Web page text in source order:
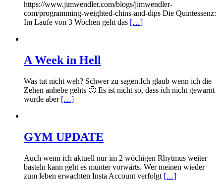
https://www.jimwendler.com/blogs/jimwendler-
com/programming-weighted-chins-and-dips Die Quintessenz:
Im Laufe von 3 Wochen geht das […]
A Week in Hell
Was tut nicht weh? Schwer zu sagen.Ich glaub wenn ich die
Zehen anhebe gehts 🙂 Es ist nicht so, dass ich nicht gewarnt
wurde aber […]
GYM UPDATE
Auch wenn ich aktuell nur im 2 wöchigen Rhytmus weiter
basteln kann geht es munter vorwärts. Wer meinen wieder
zum leben erwachten Insta Account verfolgt […]